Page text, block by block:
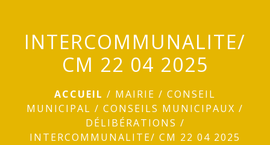
INTERCOMMUNALITE/
CM 22 04 2025
ACCUEIL / MAIRIE / CONSEIL
MUNICIPAL / CONSEILS MUNICIPAUX /
DÉLIBÉRATIONS /
INTERCOMMUNALITE/ CM 22 04 2025